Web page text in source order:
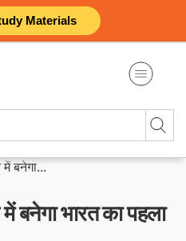
Materials
बनेगा...
भारत का पहला